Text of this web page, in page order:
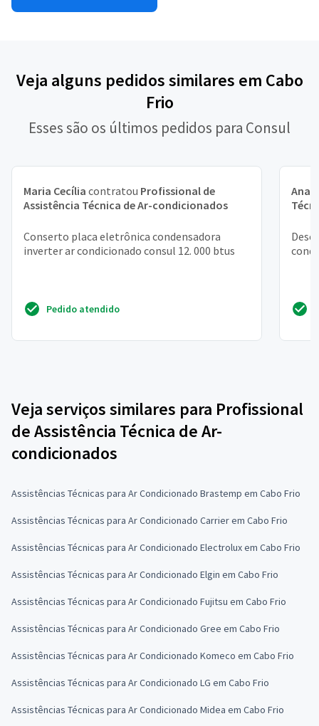
Veja alguns pedidos similares em Cabo
Frio
Esses são os últimos pedidos para Consul
Maria Cecília contratou Profissional de
Assistência Técnica de Ar-condicionados
Conserto placa eletrônica condensadora
inverter ar condicionado consul 12. 000 btus
Pedido atendido
Ana
Veja serviços similares para Profissional
de Assistência Técnica de Ar-
condicionados
Assistências Técnicas para Ar Condicionado Brastemp em Cabo Frio
Assistências Técnicas para Ar Condicionado Carrier em Cabo Frio
Assistências Técnicas para Ar Condicionado Electrolux em Cabo Frio
Assistências Técnicas para Ar Condicionado Elgin em Cabo Frio
Assistências Técnicas para Ar Condicionado Fujitsu em Cabo Frio
Assistências Técnicas para Ar Condicionado Gree em Cabo Frio
Assistências Técnicas para Ar Condicionado Komeco em Cabo Frio
Assistências Técnicas para Ar Condicionado LG em Cabo Frio
Assistências Técnicas para Ar Condicionado Midea em Cabo Frio